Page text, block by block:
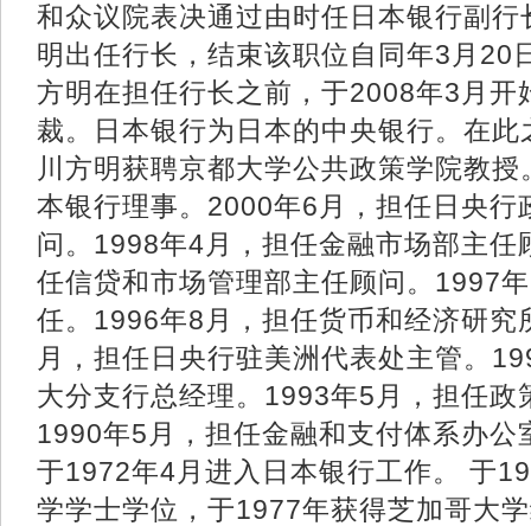
和众议院表决通过由时任日本银行副
明出任行长，结束该职位自同年3月20
方明在担任行长之前，于2008年3月开
裁。日本银行为日本的中央银行。在
川方明获聘京都大学公共政策学院教
本银行理事。2000年6月，担任日央行
问。1998年4月，担任金融市场部主
任信贷和市场管理部主任顾问。1997
任。1996年8月，担任货币和经济研
月，担任日央行驻美洲代表处主管。
大分支行总经理。1993年5月，担任政
1990年5月，担任金融和支付体系办公
于1972年4月进入日本银行工作。 于
学学士学位，于1977年获得芝加哥大